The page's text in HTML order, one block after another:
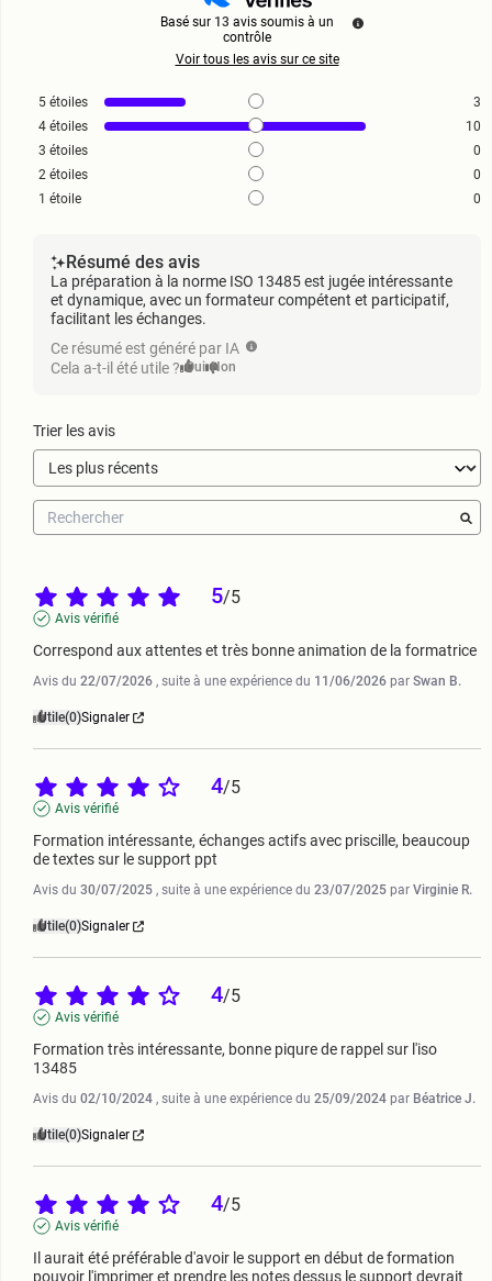
Basé sur 13 avis soumis à un
contrôle
Voir tous les avis sur ce site
5 étoiles
3
4 étoiles
10
3 étoiles
0
2 étoiles
0
1 étoile 0
Résumé des avis
La préparation à la norme ISO 13485 est jugée intéressante
et dynamique, avec un formateur compétent et participatif,
facilitant les échanges.
Ce résumé est généré par IA
Cela a-t-il été utile ? Oui Non
Trier les avis
5/5
Avis vérifié
Correspond aux attentes et très bonne animation de la formatrice
Avis du 22/07/2026 , suite à une expérience du 11/06/2026 par Swan B.
Utile(0)Signaler
4/5
Avis vérifié
Formation intéressante, échanges actifs avec priscille, beaucoup
de textes sur le support ppt
Avis du 30/07/2025 , suite à une expérience du 23/07/2025 par Virginie R.
Utile(0)Signaler
4/5
Avis vérifié
Formation très intéressante, bonne piqure de rappel sur l'iso
13485
Avis du 02/10/2024 , suite à une expérience du 25/09/2024 par Béatrice J.
Utile(0)Signaler
4/5
Avis vérifié
Il aurait été préférable d'avoir le support en début de formation
pouvoir l'imprimer et prendre les notes dessus le support devrait